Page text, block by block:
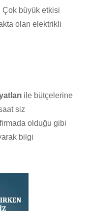
Çok büyük etkisi
olan elektrikli
ile bütçelerine
siz
olduğu gibi
bilgi